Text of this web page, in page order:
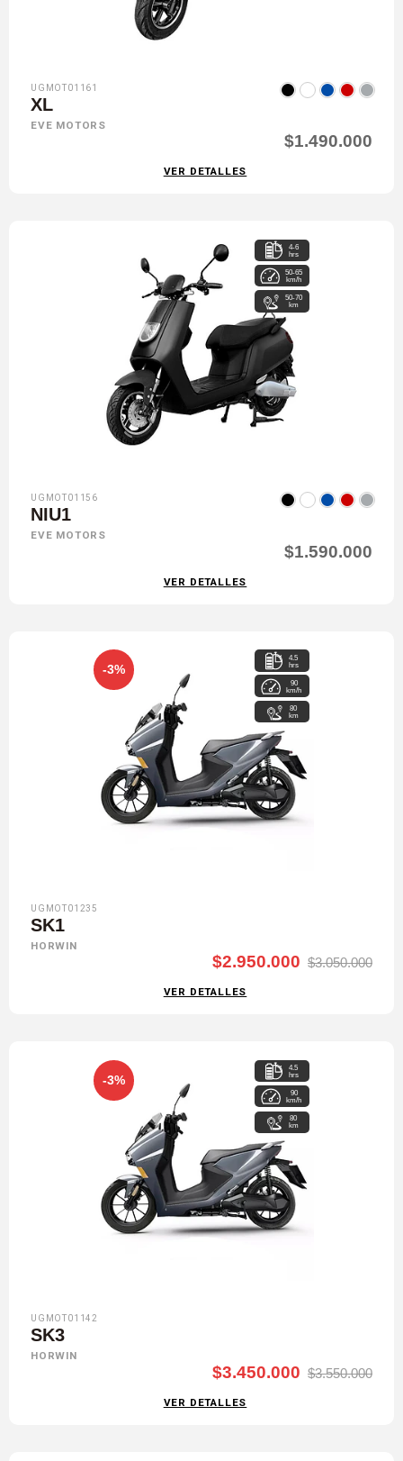
UGMOT01161
XL
EVE MOTORS
$1.490.000
VER DETALLES
4-6
hrs
50-65
km/h
50-70
km
UGMOT01156
NIU1
EVE MOTORS
$1.590.000
VER DETALLES
-3%
4.5
hrs
90
km/h
80
km
UGMOT01235
SK1
HORWIN
$2.950.000 $3.050.000
VER DETALLES
-3%
4.5
hrs
90
km/h
80
km
UGMOT01142
SK3
HORWIN
$3.450.000 $3.550.000
VER DETALLES